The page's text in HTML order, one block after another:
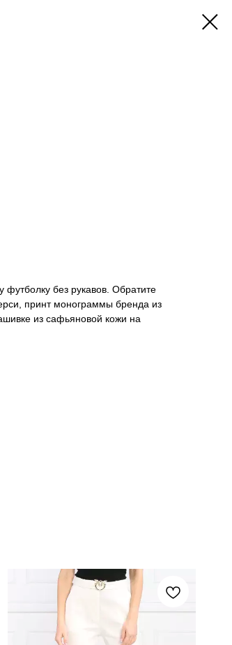
футболку без рукавов. Обратите
принт монограммы бренда из
из сафьяновой кожи на